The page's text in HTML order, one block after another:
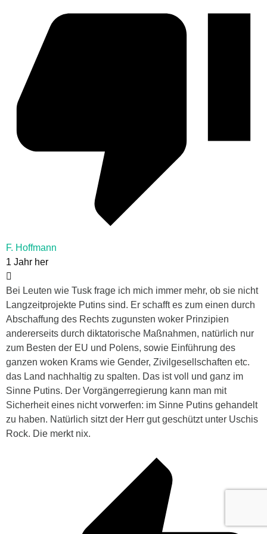
F. Hoffmann
1 Jahr her
Bei Leuten wie Tusk frage ich mich immer mehr, ob sie nicht
Langzeitprojekte Putins sind. Er schafft es zum einen durch
Abschaffung des Rechts zugunsten woker Prinzipien
andererseits durch diktatorische Maßnahmen, natürlich nur
zum Besten der EU und Polens, sowie Einführung des
ganzen woken Krams wie Gender, Zivilgesellschaften etc.
das Land nachhaltig zu spalten. Das ist voll und ganz im
Sinne Putins. Der Vorgängerregierung kann man mit
Sicherheit eines nicht vorwerfen: im Sinne Putins gehandelt
zu haben. Natürlich sitzt der Herr gut geschützt unter Uschis
Rock. Die merkt nix.